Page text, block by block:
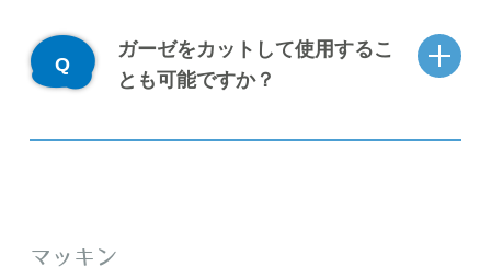
ガーゼをカットして使用するこ
とも可能ですか？
マッキン